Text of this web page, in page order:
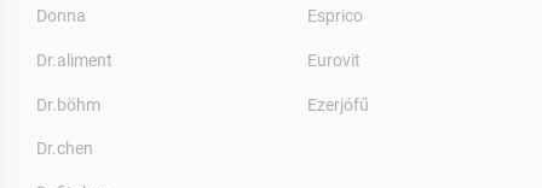
Donna
Dr.aliment
Dr.böhm
Dr.chen
Esprico
Eurovit
Ezerjófű